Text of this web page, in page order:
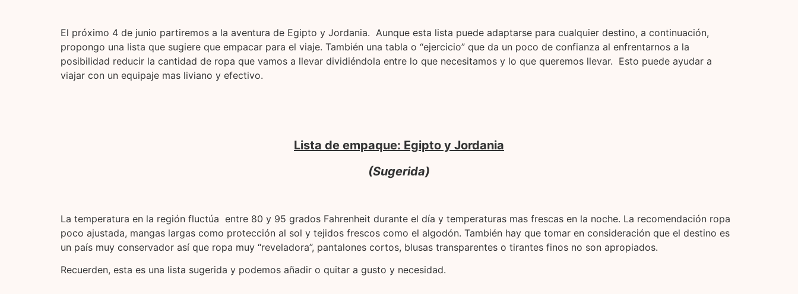
El próximo 4 de junio partiremos a la aventura de Egipto y Jordania. Aunque esta lista puede adaptarse para cualquier destino, a continuación,
propongo una lista que sugiere que empacar para el viaje. También una tabla o “ejercicio” que da un poco de confianza al enfrentarnos a la
posibilidad reducir la cantidad de ropa que vamos a llevar dividiéndola entre lo que necesitamos y lo que queremos llevar. Esto puede ayudar a
viajar con un equipaje mas liviano y efectivo.
Lista de empaque: Egipto y Jordania
(Sugerida)
La temperatura en la región fluctúa entre 80 y 95 grados Fahrenheit durante el día y temperaturas mas frescas en la noche. La recomendación ropa
poco ajustada, mangas largas como protección al sol y tejidos frescos como el algodón. También hay que tomar en consideración que el destino es
un país muy conservador así que ropa muy “reveladora”, pantalones cortos, blusas transparentes o tirantes finos no son apropiados.
Recuerden, esta es una lista sugerida y podemos añadir o quitar a gusto y necesidad.